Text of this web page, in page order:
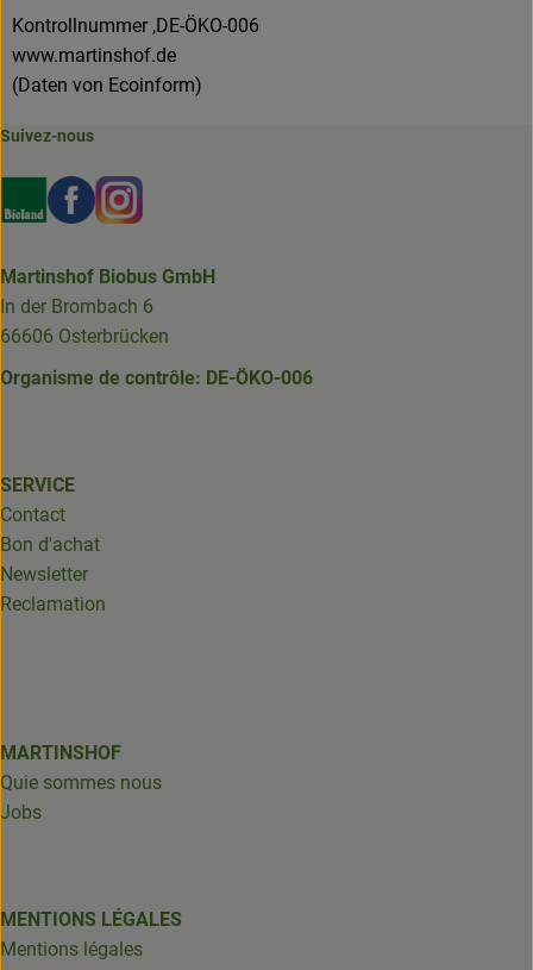
Kontrollnummer ,DE-ÖKO-006
www.martinshof.de
(Daten von Ecoinform)
Suivez-nous
Externer Link zu https://www.bioland.de/verbraucher
Externer Link zu https://www.facebook.com/
Externer Link zu https://www.instagram.com/
Martinshof Biobus GmbH
In der Brombach 6
66606 Osterbrücken
Organisme de contrôle: DE-ÖKO-006
SERVICE
Contact
Bon d'achat
Newsletter
Reclamation
MARTINSHOF
Quie sommes nous
Jobs
MENTIONS LÉGALES
Mentions légales